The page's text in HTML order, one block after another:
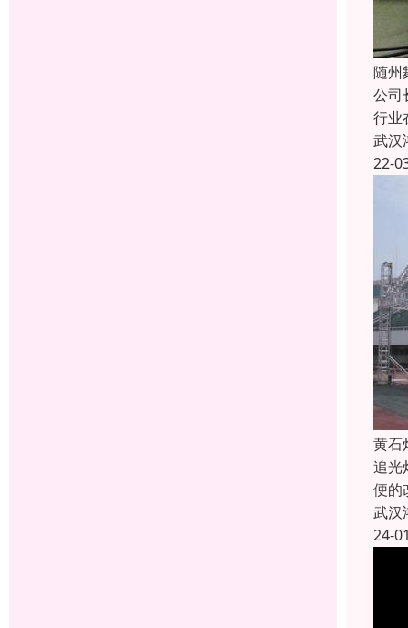
随州
公司
行业
武汉
22-
黄石
追光
便的
武汉
24-